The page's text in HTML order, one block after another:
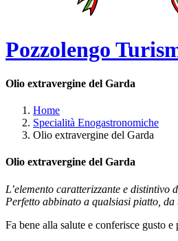
Pozzolengo
Olio extravergine del Garda
Home
Specialità Enogastronomiche
Olio extravergine del Garda
Olio extravergine del Garda
L’elemento caratterizzante e
Perfetto abbinato a qualsiasi piatto,
Fa bene alla salute e conferisce gusto